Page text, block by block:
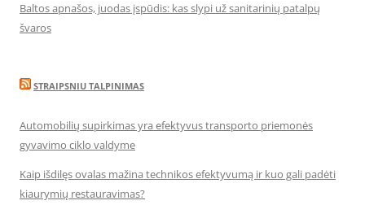
Baltos apnašos, juodas įspūdis: kas slypi už sanitarinių patalpų
švaros
STRAIPSNIU TALPINIMAS
Automobilių supirkimas yra efektyvus transporto priemonės
gyvavimo ciklo valdyme
Kaip išdilęs ovalas mažina technikos efektyvumą ir kuo gali padėti
kiaurymių restauravimas?